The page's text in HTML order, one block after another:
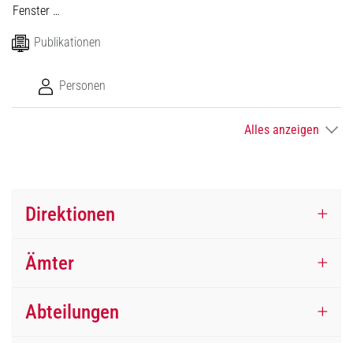
Fenster …
Publikationen
Personen
Alles anzeigen
Direktionen
Ämter
Abteilungen